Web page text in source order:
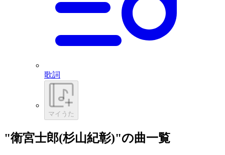
歌詞
マイうた
"衛宮士郎(杉山紀彰)"の曲一覧